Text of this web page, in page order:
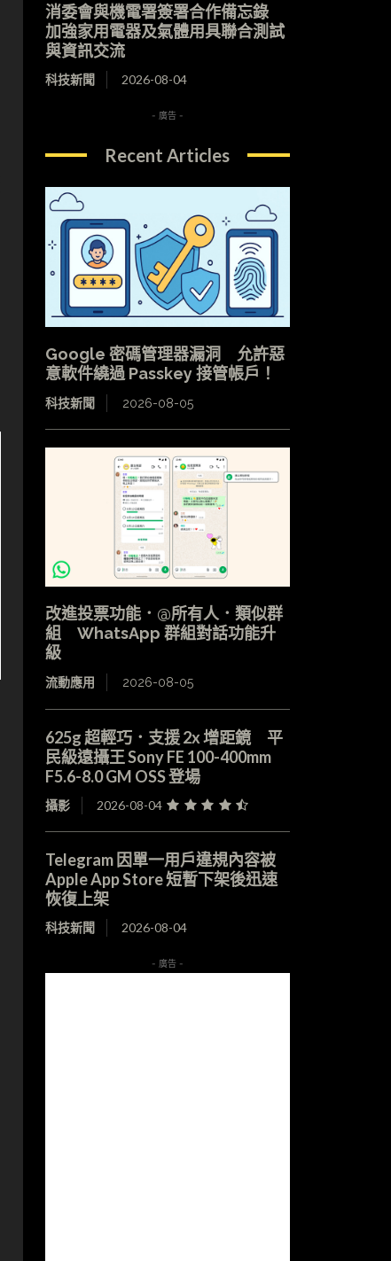
消委會與機電署簽署合作備忘錄
加強家用電器及氣體用具聯合測試
與資訊交流
科技新聞 2026-08-04
- 廣告 -
Recent Articles
Google 密碼管理器漏洞 允許惡
意軟件繞過 Passkey 接管帳戶！
科技新聞 2026-08-05
改進投票功能．@所有人．類似群
組 WhatsApp 群組對話功能升
級
流動應用 2026-08-05
625g 超輕巧．支援 2x 增距鏡 平
民級遠攝王 Sony FE 100-400mm
F5.6-8.0 GM OSS 登場
攝影 2026-08-04
Telegram 因單一用戶違規內容被
Apple App Store 短暫下架後迅速
恢復上架
科技新聞 2026-08-04
- 廣告 -